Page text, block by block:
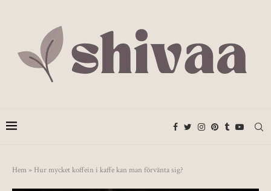
Hem» Hur mycket koffein i kaffe kan man förvänta sig?